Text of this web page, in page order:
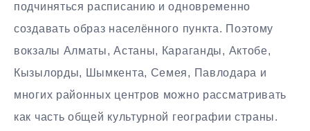
подчиняться расписанию и одновременно
создавать образ населённого пункта. Поэтому
вокзалы Алматы, Астаны, Караганды, Актобе,
Кызылорды, Шымкента, Семея, Павлодара и
многих районных центров можно рассматривать
как часть общей культурной географии страны.